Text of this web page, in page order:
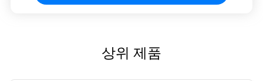
상위 제품